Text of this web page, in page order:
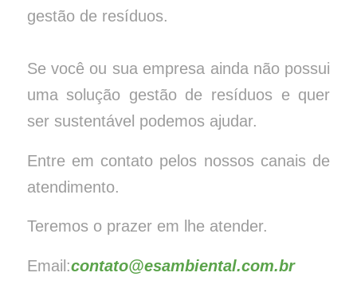
gestão de resíduos.
Se você ou sua empresa ainda não possui
uma solução gestão de resíduos e quer
ser sustentável podemos ajudar.
Entre em contato pelos nossos canais de
atendimento.
Teremos o prazer em lhe atender.
Email:contato@esambiental.com.br